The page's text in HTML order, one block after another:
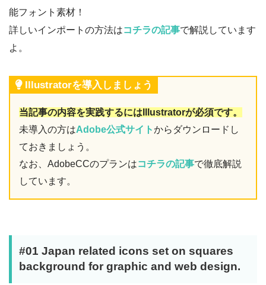
能フォント素材！
詳しいインポートの方法はコチラの記事で解説しています
よ。
Illustratorを導入しましょう
当記事の内容を実践するにはIllustratorが必須です。
未導入の方はAdobe公式サイトからダウンロードし
ておきましょう。
なお、AdobeCCのプランはコチラの記事で徹底解説
しています。
#01 Japan related icons set on squares
background for graphic and web design.